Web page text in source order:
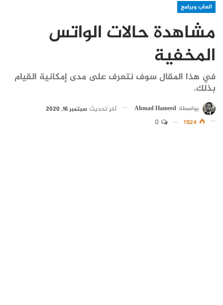
العاب وبرامج
مشاهدة حالات الواتس
المخفية
في هذا المقال سوف نتعرف على مدى إمكانية القيام
بذلك.
بواسطة Ahmad Hameed آخر تحديث سبتمبر 16, 2020